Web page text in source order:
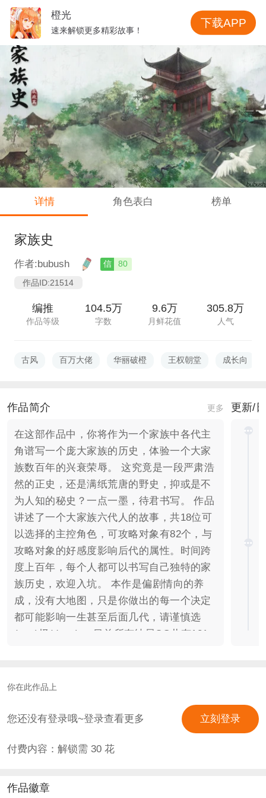
详情 角色表白 榜单
家族史
作者:bubush 信
80
作品ID:21514
编推
作品等级
104.5万
字数
9.6万
月鲜花值
305.8万
人气
古风 百万大佬 华丽破橙 王权朝堂 成长向
作品简介 更多
在这部作品中，你将作为一个家族中各代主
角谱写一个庞大家族的历史，体验一个大家
族数百年的兴衰荣辱。 这究竟是一段严肃浩
然的正史，还是满纸荒唐的野史，抑或是不
为人知的秘史？一点一墨，待君书写。 作品
讲述了一个大家族六代人的故事，共18位可
以选择的主控角色，可攻略对象有82个，与
攻略对象的好感度影响后代的属性。时间跨
度上百年，每个人都可以书写自己独特的家
族历史，欢迎入坑。 本作是偏剧情向的养
成，没有大地图，只是你做出的每一个决定
都可能影响一生甚至后面几代，请谨慎选
(cun)择(dang)。 目前所有结局CG共有131
没上限的时候设置的，可以集齐全家福！）
要，会影响下一代的属性。 2.后代的属性等
级有五个：特等，甲等，乙等，丙等，丁
等。 3.每一代的家族繁荣度要到一定数值才
获得方法：升职，传宗接代，奇遇等。 4.游
更新/
你在此作品上
您还没有登录哦~登录查看更多 立刻登录
付费内容：解锁需 30花
作品徽章
橙光
速来解锁更多精彩故事！
下载APP